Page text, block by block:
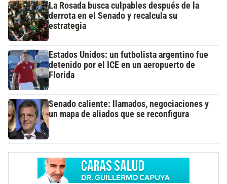
La Rosada busca culpables después de la
derrota en el Senado y recalcula su
estrategia
Estados Unidos: un futbolista argentino fue
detenido por el ICE en un aeropuerto de
Florida
Senado caliente: llamados, negociaciones y
un mapa de aliados que se reconfigura